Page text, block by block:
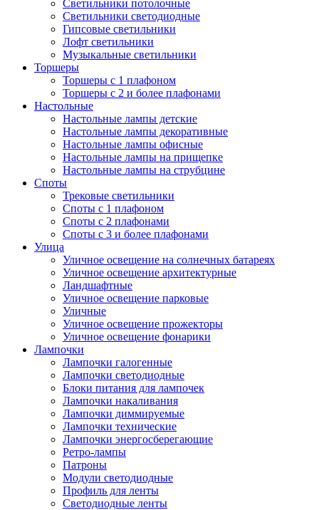
Светильники потолочные
Светильники светодиодные
Гипсовые светильники
Лофт светильники
Музыкальные светильники
Торшеры
Торшеры с 1 плафоном
Торшеры с 2 и более плафонами
Настольные
Настольные лампы детские
Настольные лампы декоративные
Настольные лампы офисные
Настольные лампы на прищепке
Настольные лампы на струбцине
Споты
Трековые светильники
Споты с 1 плафоном
Споты с 2 плафонами
Споты с 3 и более плафонами
Улица
Уличное освещение на солнечных батареях
Уличное освещение архитектурные
Ландшафтные
Уличное освещение парковые
Уличные
Уличное освещение прожекторы
Уличное освещение фонарики
Лампочки
Лампочки галогенные
Лампочки светодиодные
Блоки питания для лампочек
Лампочки накаливания
Лампочки диммируемые
Лампочки технические
Лампочки энергосберегающие
Ретро-лампы
Патроны
Модули светодиодные
Профиль для ленты
Светодиодные ленты